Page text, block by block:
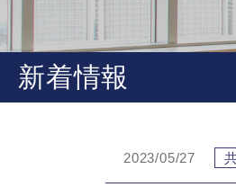
新着情報
2023/05/27